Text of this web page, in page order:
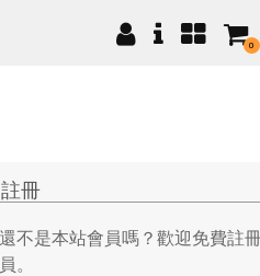
0
註冊
不是本站會員嗎？歡迎免費註
。